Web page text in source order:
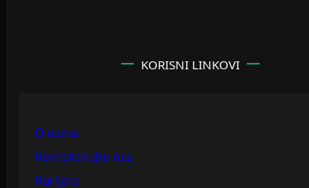
KORISNI LINKOVI
O nama
Kontaktirajte nas
Karijera